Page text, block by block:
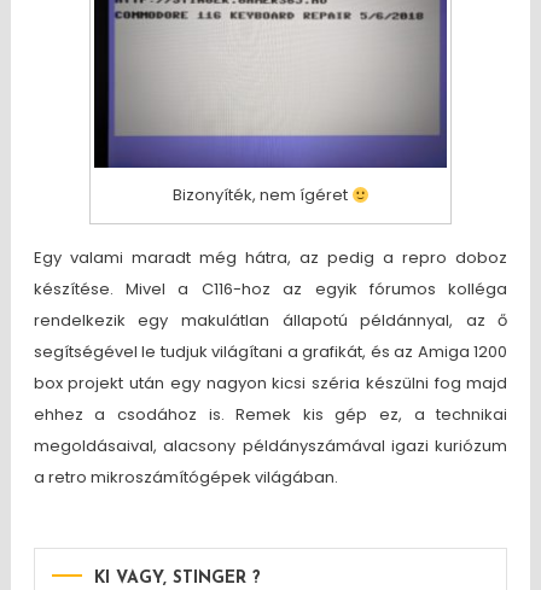
Bizonyíték, nem ígéret
Egy valami maradt még hátra, az pedig a repro doboz
készítése. Mivel a C116-hoz az egyik fórumos kolléga
rendelkezik egy makulátlan állapotú példánnyal, az ő
segítségével le tudjuk világítani a grafikát, és az Amiga 1200
box projekt után egy nagyon kicsi széria készülni fog majd
ehhez a csodához is. Remek kis gép ez, a technikai
megoldásaival, alacsony példányszámával igazi kuriózum
a retro mikroszámítógépek világában.
KI VAGY, STINGER ?